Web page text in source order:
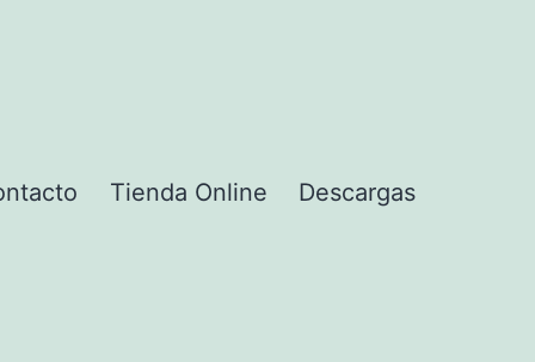
Tienda Online Descargas